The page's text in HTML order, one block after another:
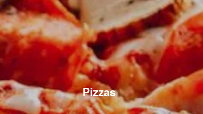
Pizzas